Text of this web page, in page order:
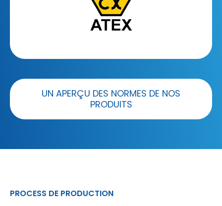
UN APERÇU DES NORMES DE NOS
PRODUITS
PROCESS DE PRODUCTION